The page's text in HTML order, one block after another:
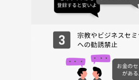
※無断欠席の方は次回からのご参加をお断り
ず事前のご連絡をお願いいたします。